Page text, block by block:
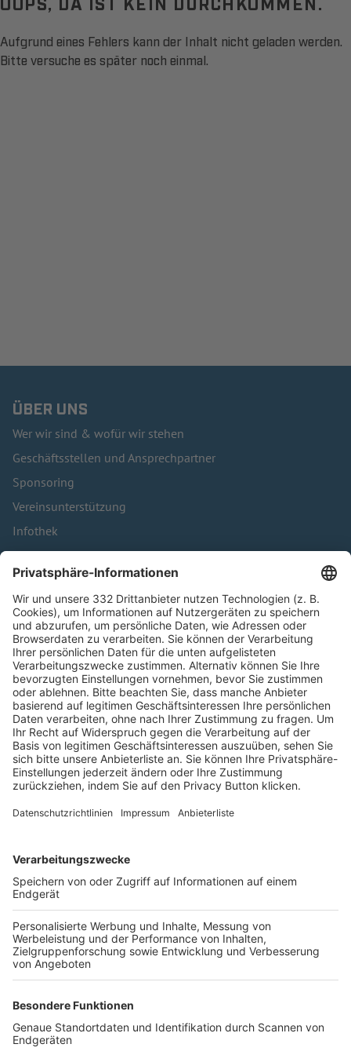
Aufgrund eines Fehlers kann der Inhalt nicht geladen werden.
Bitte versuche es später noch einmal.
ÜBER UNS
Wer wir sind & wofür wir stehen
Geschäftsstellen und Ansprechpartner
Sponsoring
Vereinsunterstützung
Infothek
Kontakt
HÄUFIG BESUCHTE SEITEN
Pässe und Vereinswechsel
Trainerausbildung
Schulungsangebot Vereinsmitarbeiter
BFV-Geschäftsstellen
Trainerbörse
Login SpielPlus
FOLGE DEM BFV
TOP-VEREINE
TOP-PARTNER